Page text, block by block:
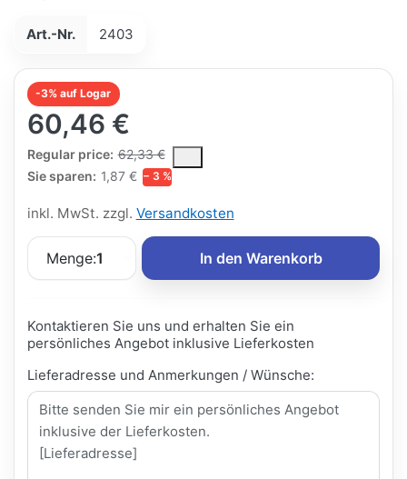
Art.-Nr. 2403
-3% auf Logar
60,46 €
Regular price: 62,33 €
The Regular Price is the median selling price paid by
Sie sparen: 1,87 € − 3 %
inkl. MwSt. zzgl. Versandkosten
Menge:1 In den Warenkorb
Kontaktieren Sie uns und erhalten Sie ein
persönliches Angebot inklusive Lieferkosten
Lieferadresse und Anmerkungen / Wünsche: